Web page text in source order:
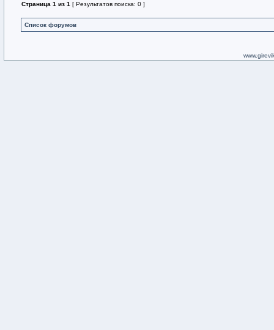
Страница 1 из 1 [ Результатов поиска: 0 ]
Список форумов